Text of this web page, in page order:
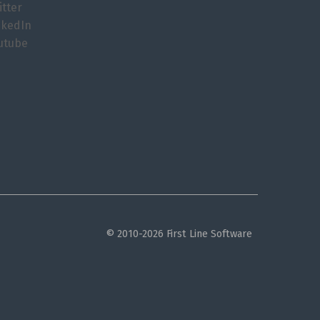
© 2010-2026 First Line Software